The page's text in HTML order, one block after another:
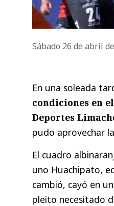
Sábado 26 de abril
En una soleada
condiciones en
Deportes
pudo aprovechar
El cuadro
uno Huachipato,
cambió, cayó en
pleito necesitado